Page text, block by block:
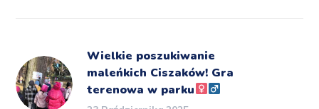
Wielkie poszukiwanie
maleńkich Ciszaków! Gra
terenowa w parku‍